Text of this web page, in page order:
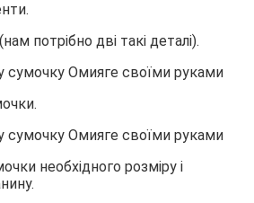
потрібно дві такі деталі).
необхідного розміру і